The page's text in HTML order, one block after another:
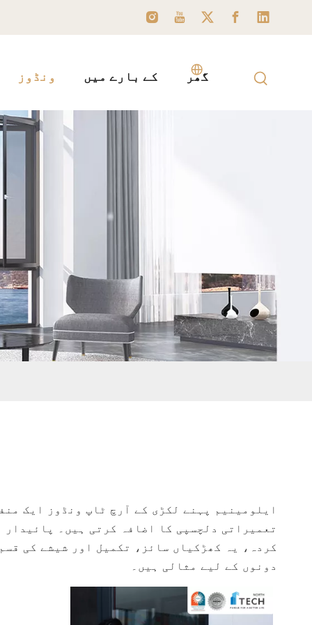
گھر کے بارے میں ونڈوز
ایلومینیم پہنے لکڑی کے آرچ ٹاپ ونڈوز ایک
تعمیراتی دلچسپی کا اضافہ کرتی ہیں۔
کردہ، یہ کھڑکیاں سائز، تکمیل اور شیشے کی
دونوں کے لیے مثالی ہیں۔